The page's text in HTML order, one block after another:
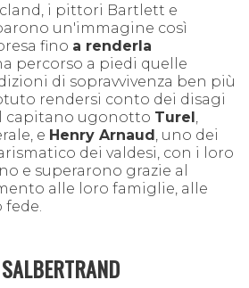
i pittori Bartlett e
un'immagine così
fino a renderla
percorso a piedi quelle
di sopravvivenza ben più
rendersi conto dei disagi
capitano ugonotto Turel
e Henry Arnaud , uno dei
dei valdesi, con i loro
e superarono grazie al
alle loro famiglie, alle